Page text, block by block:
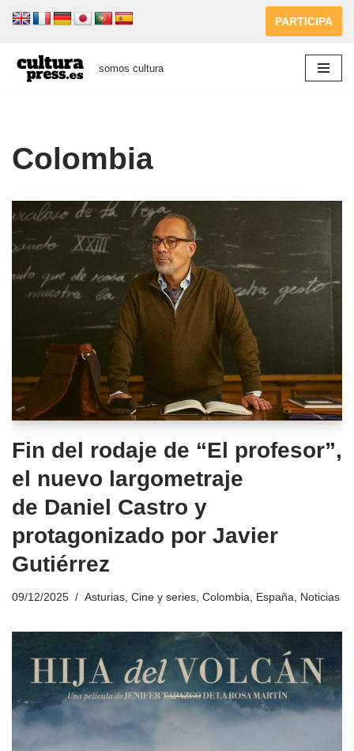
al
contenido
PARTICIPA
somos cultura
Colombia
Fin del rodaje de “El profesor”,
el nuevo largometraje
de Daniel Castro y
protagonizado por Javier
Gutiérrez
09/12/2025 Asturias Cine y series Colombia España Noticias